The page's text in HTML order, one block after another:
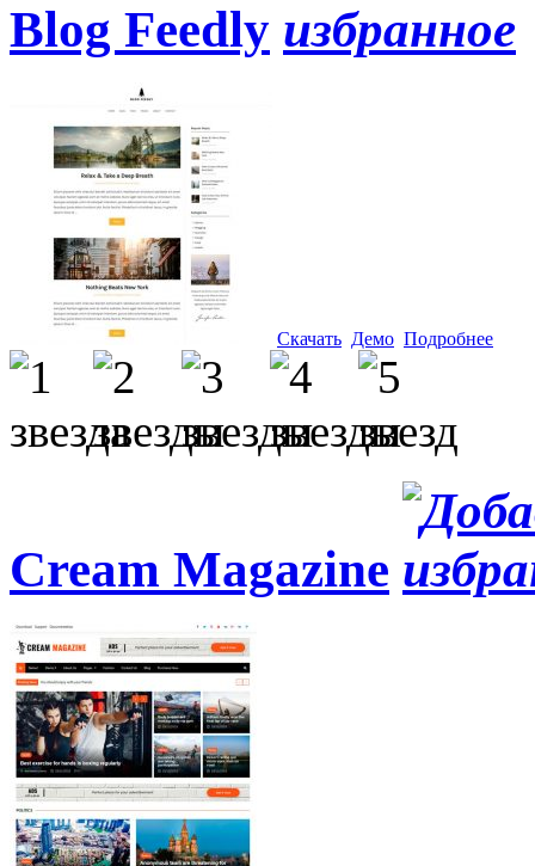
Blog Feedly
Скачать Демо Подробнее
Cream Magazine